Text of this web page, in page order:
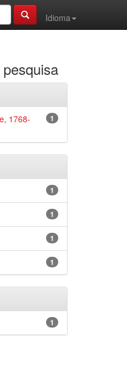
Idioma
1
1768-
1
1
1
1
1